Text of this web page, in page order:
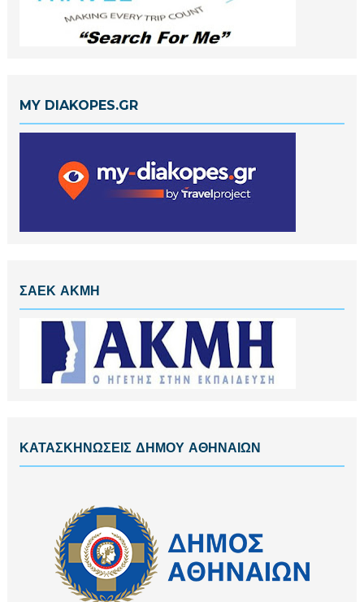
MY DIAKOPES.GR
ΣΑΕΚ ΑΚΜΗ
ΚΑΤΑΣΚΗΝΩΣΕΙΣ ΔΗΜΟΥ ΑΘΗΝΑΙΩΝ